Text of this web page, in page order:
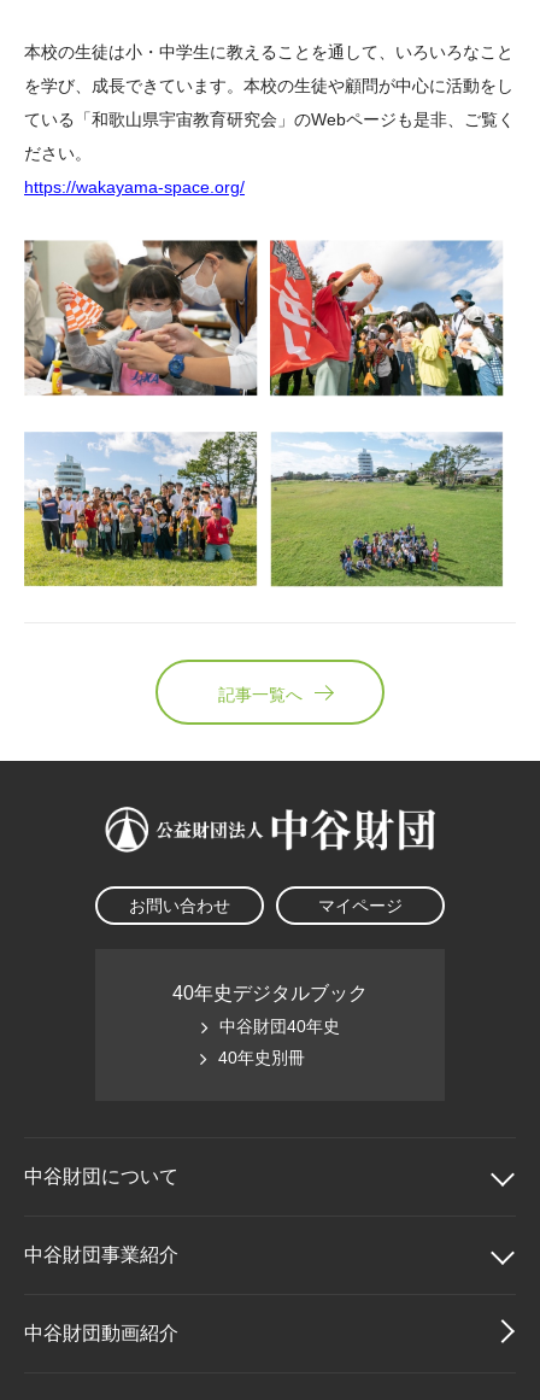
本校の生徒は小・中学生に教えることを通して、いろいろなこと
を学び、成長できています。本校の生徒や顧問が中心に活動をし
ている「和歌山県宇宙教育研究会」のWebページも是非、ご覧く
ださい。
https://wakayama-space.org/
記事一覧へ
お問い合わせ マイページ
40年史デジタルブック
中谷財団40年史
40年史別冊
中谷財団について
中谷財団について
理事長挨拶
中谷財団事業紹介
中谷財団事業紹介
中谷財団動画紹介